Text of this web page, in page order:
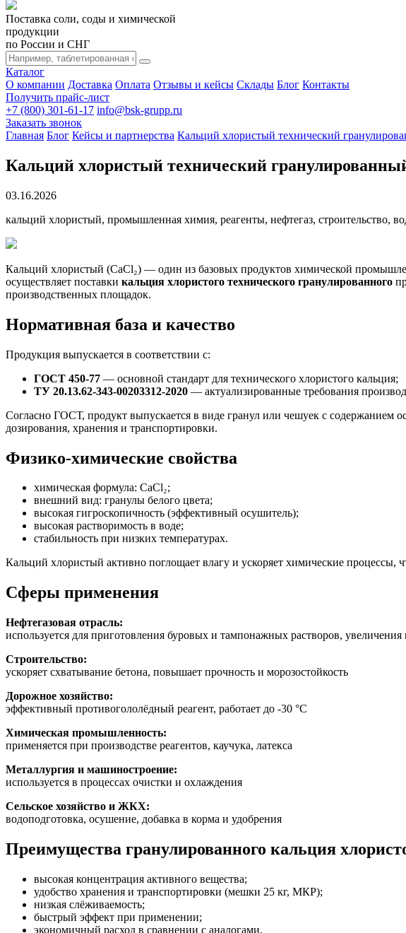
Поставка соли, соды и химической
продукции
по России и СНГ
Каталог
О компании Доставка Оплата Отзывы и кейсы Склады Блог Контакты
Получить прайс-лист
+7 (800) 301-61-17 info@bsk-grupp.ru
Заказать звонок
Главная Блог Кейсы и партнерства Кальций хлористый технический
Кальций хлористый технический
03.16.2026
кальций хлористый, промышленная химия, реагенты, нефтегаз, строительство,
Кальций хлористый (CaCl₂) — один из базовых продуктов химической
осуществляет поставки кальция хлористого технического гранулированного
производственных площадок.
Нормативная база и качество
Продукция выпускается в соответствии с:
ГОСТ 450-77 — основной стандарт для технического хлористого кальция;
ТУ 20.13.62-343-00203312-2020 — актуализированные требования
Согласно ГОСТ, продукт выпускается в виде гранул или чешуек с содержанием
дозирования, хранения и транспортировки.
Физико-химические свойства
химическая формула: CaCl₂;
внешний вид: гранулы белого цвета;
высокая гигроскопичность (эффективный осушитель);
высокая растворимость в воде;
стабильность при низких температурах.
Кальций хлористый активно поглощает влагу и ускоряет химические процессы,
Сферы применения
Нефтегазовая отрасль:
используется для приготовления буровых и тампонажных растворов, увеличения
Строительство:
ускоряет схватывание бетона, повышает прочность и морозостойкость
Дорожное хозяйство:
эффективный противогололёдный реагент, работает до -30 °C
Химическая промышленность:
применяется при производстве реагентов, каучука, латекса
Металлургия и машиностроение:
используется в процессах очистки и охлаждения
Сельское хозяйство и ЖКХ:
водоподготовка, осушение, добавка в корма и удобрения
Преимущества гранулированного кальция
высокая концентрация активного вещества;
удобство хранения и транспортировки (мешки 25 кг, МКР);
низкая слёживаемость;
быстрый эффект при применении;
экономичный расход в сравнении с аналогами.